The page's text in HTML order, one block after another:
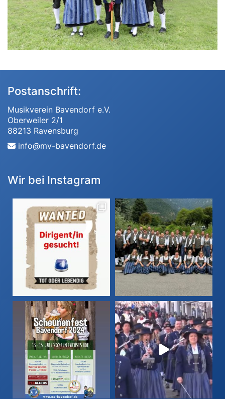
Postanschrift:
Musikverein Bavendorf e.V.
Oberweiler 2/1
88213 Ravensburg
info@mv-bavendorf.de
Wir bei Instagram